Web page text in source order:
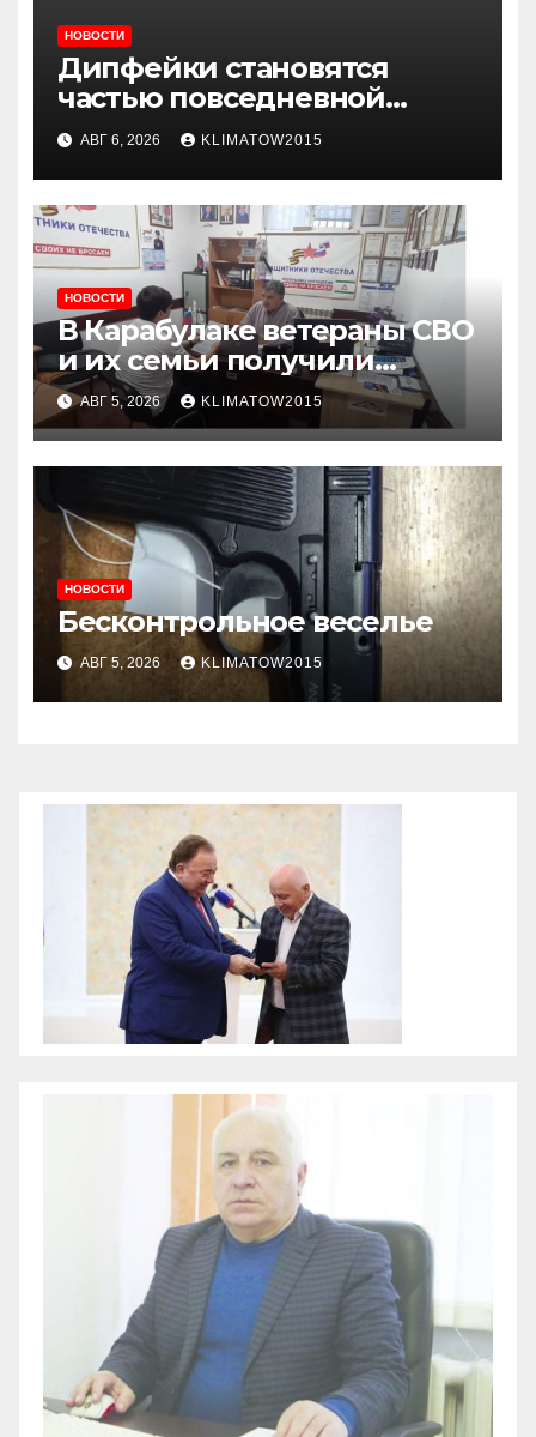
НОВОСТИ
Дипфейки становятся
частью повседневной
жизни: почему жителям
Ингушетии важно быть
внимательнее
АВГ 6, 2026 KLIMATOW2015
НОВОСТИ
В Карабулаке ветераны СВО
и их семьи получили
консультации в ходе
приема граждан
АВГ 5, 2026 KLIMATOW2015
НОВОСТИ
Бесконтрольное веселье
АВГ 5, 2026 KLIMATOW2015